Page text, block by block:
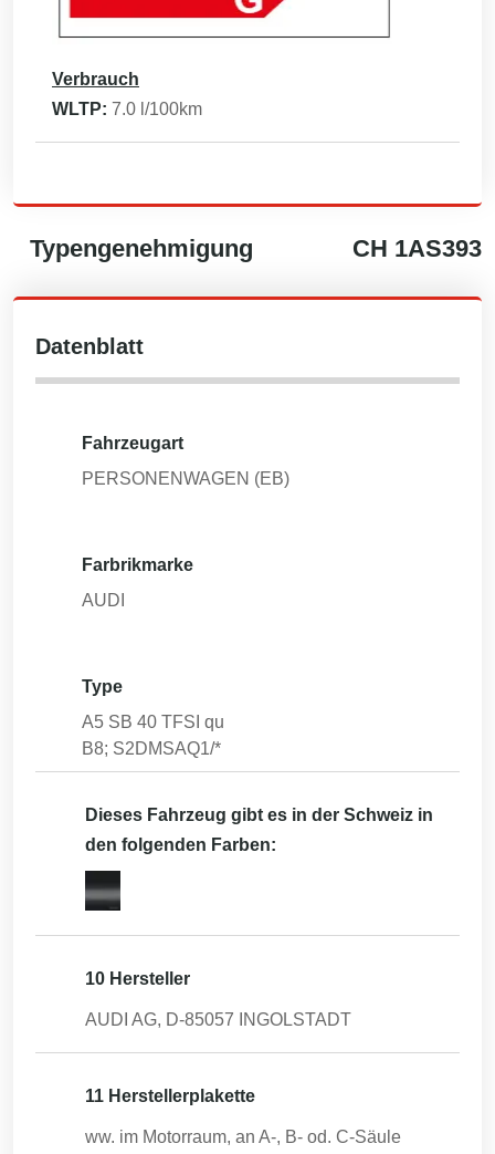
Verbrauch
WLTP: 7.0 l/100km
Typengenehmigung CH 1AS393
Datenblatt
Fahrzeugart
PERSONENWAGEN (EB)
Farbrikmarke
AUDI
Type
A5 SB 40 TFSI qu
B8; S2DMSAQ1/*
Dieses Fahrzeug gibt es in der Schweiz in
den folgenden Farben:
10 Hersteller
AUDI AG, D-85057 INGOLSTADT
11 Herstellerplakette
ww. im Motorraum, an A-, B- od. C-Säule